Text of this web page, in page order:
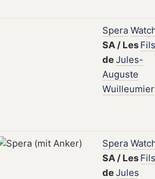
Spera
SA/ Les Fils
deJules-
Auguste
Wuilleumier
Spera
SA/ Les Fils
deJules